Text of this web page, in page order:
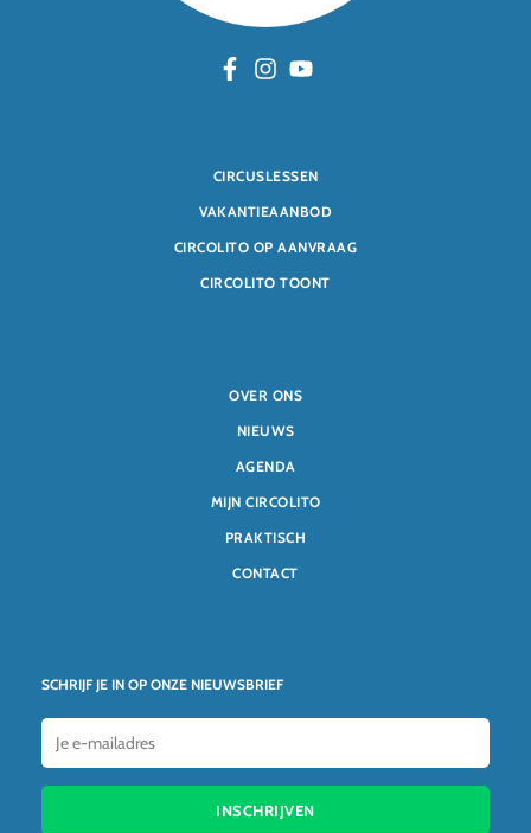
CIRCUSLESSEN
VAKANTIEAANBOD
CIRCOLITO OP AANVRAAG
CIRCOLITO TOONT
SCHRIJF JE IN OP ONZE NIEUWSBRIEF
INSCHRIJVEN
OVER ONS
NIEUWS
AGENDA
MIJN CIRCOLITO
PRAKTISCH
CONTACT